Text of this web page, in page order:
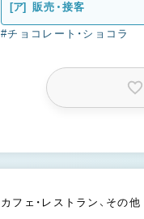
[ア] 販売・接客
#チョコレート・ショコラ
カフェ・レストラン、その他